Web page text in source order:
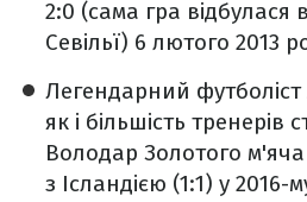
2:0 (сама гра відбулася
Севільї) 6 лютого 2013
Легендарний
як і більшість тренерів
Володар Золотого
з Ісландією (1:1) у 2016-